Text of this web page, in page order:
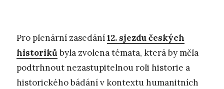
Pro plenární zasedání12. sjezdu českých
historikůbyla zvolena témata, která by měla
podtrhnout nezastupitelnou roli historie a
historického bádání v kontextu humanitních